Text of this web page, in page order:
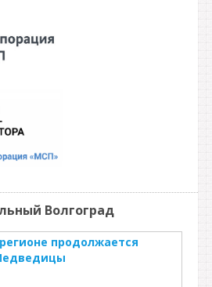
Волгоград
продолжается